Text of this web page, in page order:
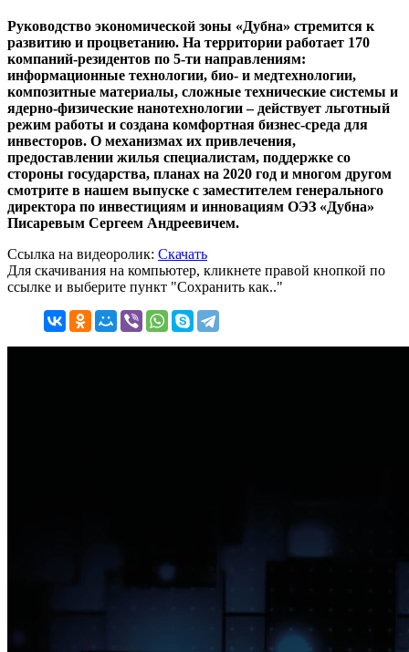
Руководство экономической зоны «Дубна» стремится к
развитию и процветанию. На территории работает 170
компаний-резидентов по 5-ти направлениям:
информационные технологии, био- и медтехнологии,
композитные материалы, сложные технические системы и
ядерно-физические нанотехнологии – действует льготный
режим работы и создана комфортная бизнес-среда для
инвесторов. О механизмах их привлечения,
предоставлении жилья специалистам, поддержке со
стороны государства, планах на 2020 год и многом другом
смотрите в нашем выпуске с заместителем генерального
директора по инвестициям и инновациям ОЭЗ «Дубна»
Писаревым Сергеем Андреевичем.
Ссылка на видеоролик: Скачать
Для скачивания на компьютер, кликнете правой кнопкой по
ссылке и выберите пункт "Сохранить как.."